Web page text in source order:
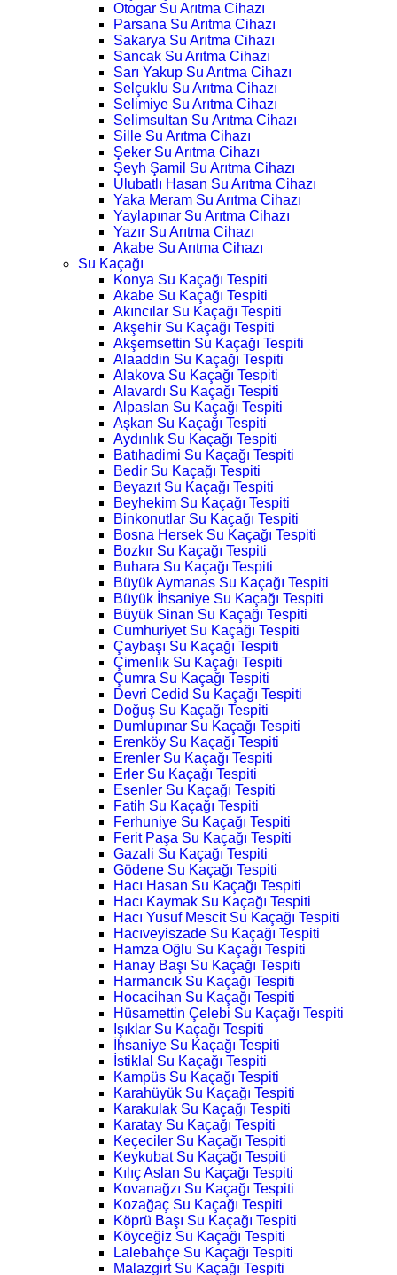
Otogar Su Arıtma Cihazı
Parsana Su Arıtma Cihazı
Sakarya Su Arıtma Cihazı
Sancak Su Arıtma Cihazı
Sarı Yakup Su Arıtma Cihazı
Selçuklu Su Arıtma Cihazı
Selimiye Su Arıtma Cihazı
Selimsultan Su Arıtma Cihazı
Sille Su Arıtma Cihazı
Şeker Su Arıtma Cihazı
Şeyh Şamil Su Arıtma Cihazı
Ulubatlı Hasan Su Arıtma Cihazı
Yaka Meram Su Arıtma Cihazı
Yaylapınar Su Arıtma Cihazı
Yazır Su Arıtma Cihazı
Akabe Su Arıtma Cihazı
Su Kaçağı
Konya Su Kaçağı Tespiti
Akabe Su Kaçağı Tespiti
Akıncılar Su Kaçağı Tespiti
Akşehir Su Kaçağı Tespiti
Akşemsettin Su Kaçağı Tespiti
Alaaddin Su Kaçağı Tespiti
Alakova Su Kaçağı Tespiti
Alavardı Su Kaçağı Tespiti
Alpaslan Su Kaçağı Tespiti
Aşkan Su Kaçağı Tespiti
Aydınlık Su Kaçağı Tespiti
Batıhadimi Su Kaçağı Tespiti
Bedir Su Kaçağı Tespiti
Beyazıt Su Kaçağı Tespiti
Beyhekim Su Kaçağı Tespiti
Binkonutlar Su Kaçağı Tespiti
Bosna Hersek Su Kaçağı Tespiti
Bozkır Su Kaçağı Tespiti
Buhara Su Kaçağı Tespiti
Büyük Aymanas Su Kaçağı Tespiti
Büyük İhsaniye Su Kaçağı Tespiti
Büyük Sinan Su Kaçağı Tespiti
Cumhuriyet Su Kaçağı Tespiti
Çaybaşı Su Kaçağı Tespiti
Çimenlik Su Kaçağı Tespiti
Çumra Su Kaçağı Tespiti
Devri Cedid Su Kaçağı Tespiti
Doğuş Su Kaçağı Tespiti
Dumlupınar Su Kaçağı Tespiti
Erenköy Su Kaçağı Tespiti
Erenler Su Kaçağı Tespiti
Erler Su Kaçağı Tespiti
Esenler Su Kaçağı Tespiti
Fatih Su Kaçağı Tespiti
Ferhuniye Su Kaçağı Tespiti
Ferit Paşa Su Kaçağı Tespiti
Gazali Su Kaçağı Tespiti
Gödene Su Kaçağı Tespiti
Hacı Hasan Su Kaçağı Tespiti
Hacı Kaymak Su Kaçağı Tespiti
Hacı Yusuf Mescit Su Kaçağı Tespiti
Hacıveyiszade Su Kaçağı Tespiti
Hamza Oğlu Su Kaçağı Tespiti
Hanay Başı Su Kaçağı Tespiti
Harmancık Su Kaçağı Tespiti
Hocacihan Su Kaçağı Tespiti
Hüsamettin Çelebi Su Kaçağı Tespiti
Işıklar Su Kaçağı Tespiti
İhsaniye Su Kaçağı Tespiti
İstiklal Su Kaçağı Tespiti
Kampüs Su Kaçağı Tespiti
Karahüyük Su Kaçağı Tespiti
Karakulak Su Kaçağı Tespiti
Karatay Su Kaçağı Tespiti
Keçeciler Su Kaçağı Tespiti
Keykubat Su Kaçağı Tespiti
Kılıç Aslan Su Kaçağı Tespiti
Kovanağzı Su Kaçağı Tespiti
Kozağaç Su Kaçağı Tespiti
Köprü Başı Su Kaçağı Tespiti
Köyceğiz Su Kaçağı Tespiti
Lalebahçe Su Kaçağı Tespiti
Malazgirt Su Kaçağı Tespiti